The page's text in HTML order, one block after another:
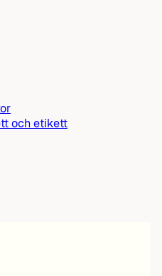
och etikett